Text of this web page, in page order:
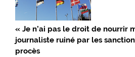
« Je n’ai pas le droit de nourrir
journaliste ruiné par les
procès